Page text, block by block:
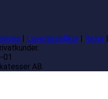
| Leveransvillkor | Retur |
01
AB.